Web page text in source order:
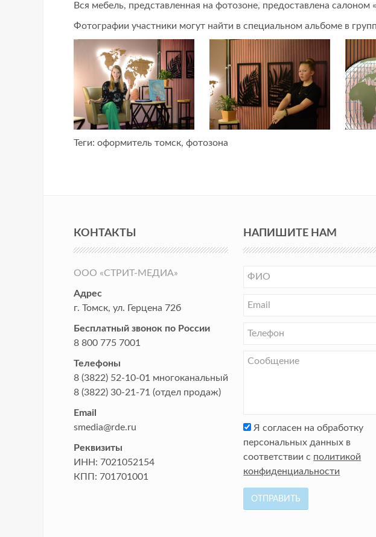
Вся мебель, представленная на фотозоне, предоставлена салоном
Фотографии участники могут найти в специальном альбоме в
Теги: оформитель томск, фотозона
КОНТАКТЫ
ООО «СТРИТ-МЕДИА»
Адрес
г. Томск, ул. Герцена 72б
Бесплатный звонок по России
8 800 775 7001
Телефоны
8 (3822) 52-10-01 многоканальный
8 (3822) 30-21-71 (отдел продаж)
Email
smedia@rde.ru
Реквизиты
ИНН: 7021052154
КПП: 701701001
НАПИШИТЕ НАМ
Я согласен на обработку
персональных данных в
соответствии с политикой
конфиденциальности
ОТПРАВИТЬ